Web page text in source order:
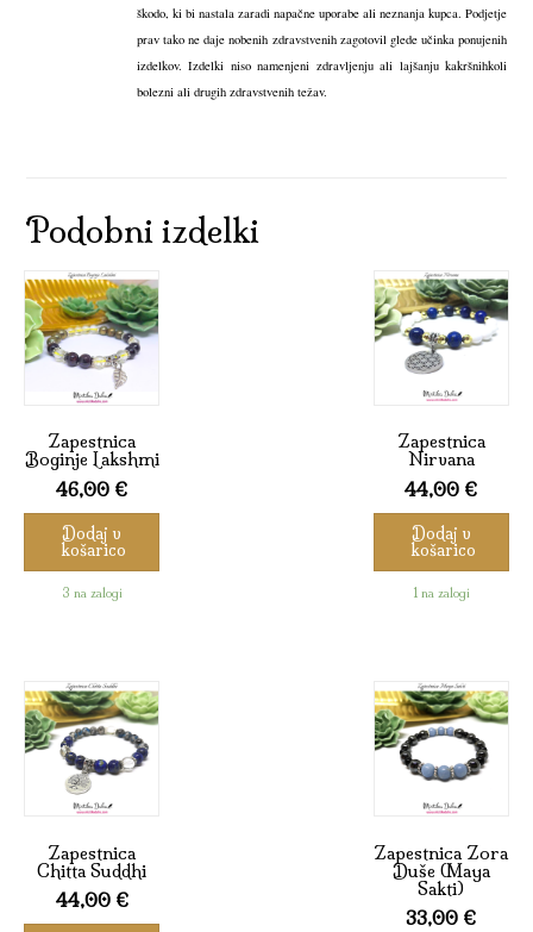
škodo, ki bi nastala zaradi napačne uporabe ali neznanja kupca. Podjetje
prav tako ne daje nobenih zdravstvenih zagotovil glede učinka ponujenih
izdelkov. Izdelki niso namenjeni zdravljenju ali lajšanju kakršnihkoli
bolezni ali drugih zdravstvenih težav.
Podobni izdelki
Zapestnica
Boginje Lakshmi
46,00 €
Dodaj v
košarico
3 na zalogi
Zapestnica
Nirvana
44,00 €
Dodaj v
košarico
1 na zalogi
Zapestnica
Chitta Suddhi
44,00 €
Zapestnica Zora
Duše (Maya
Sakti)
33,00 €